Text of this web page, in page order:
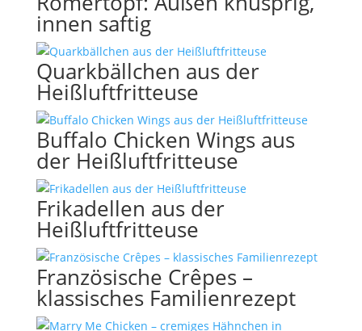
innen saftig
Quarkbällchen aus der
Heißluftfritteuse
Buffalo Chicken Wings aus
der Heißluftfritteuse
Frikadellen aus der
Heißluftfritteuse
Französische Crêpes –
klassisches Familienrezept